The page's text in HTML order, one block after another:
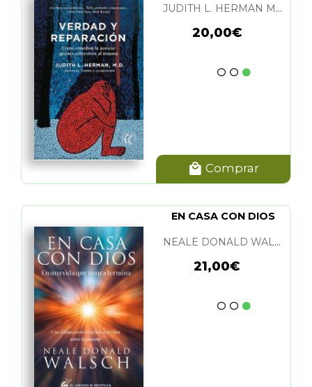
JUDITH L. HERMAN M. D.
20,00€
Comprar
EN CASA CON DIOS
NEALE DONALD WALSCH
21,00€